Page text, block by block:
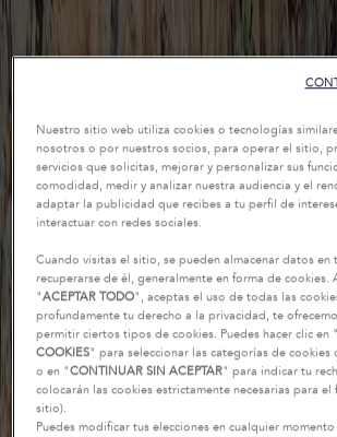
Nuestro sitio web utiliza cookies o tecnologías
nosotros o por nuestros socios, para operar el sitio,
servicios que solicitas, mejorar y personalizar sus
comodidad, medir y analizar nuestra audiencia y el
adaptar la publicidad que recibes a tu perfil de
interactuar con redes sociales.
Cuando visitas el sitio, se pueden almacenar datos en
recuperarse de él, generalmente en forma de cookies.
"ACEPTAR TODO", aceptas el uso de todas las
profundamente tu derecho a la privacidad, te
permitir ciertos tipos de cookies. Puedes hacer clic en
COOKIES" para seleccionar las categorías de cookies
o en "CONTINUAR SIN ACEPTAR" para indicar tu
colocarán las cookies estrictamente necesarias para
sitio).
Puedes modificar tus elecciones en cualquier